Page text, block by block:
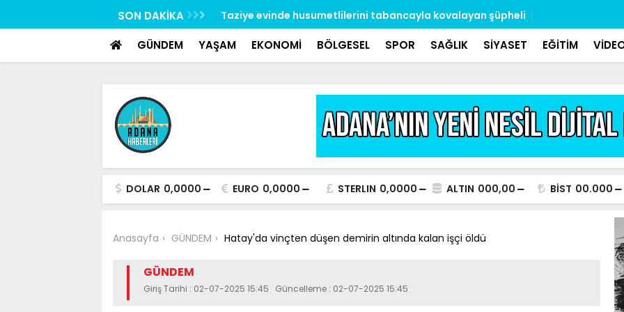
google-site-verification: google517657b2f8970707.html
SON DAKİKA
uygulaması: 62 aranan şahıs yakalandı, 3
Taziye evinde husumetlilerini tabancayla kovalayan şüpheli
gözaltına alındı
’S plaka’
GÜNDEM YAŞAM EKONOMİ BÖLGESEL SPOR SAĞLIK SİYASET EĞİTİM
DOLAR 0,0000 EURO 0,0000 STERLIN 0,0000 ALTIN 000,00 BİST 00.000
Anasayfa GÜNDEM Hatay'da vinçten düşen demirin altında kalan işçi öldü
GÜNDEM
Giriş Tarihi : 02-07-2025 15:45 Güncelleme : 02-07-2025 15:45